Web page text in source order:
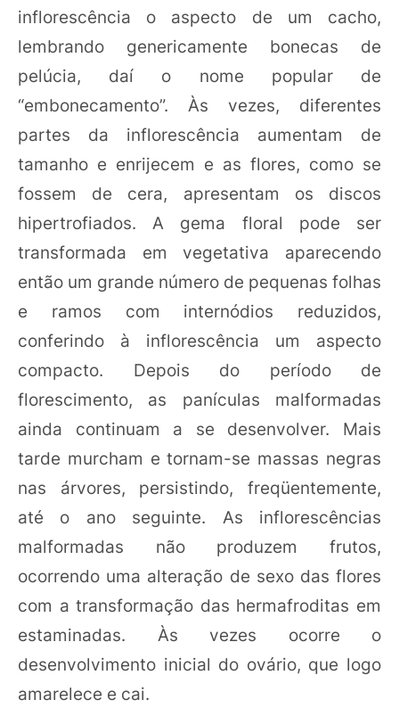
inflorescência o aspecto de um cacho,
lembrando genericamente bonecas de
pelúcia, daí o nome popular de
“embonecamento”. Às vezes, diferentes
partes da inflorescência aumentam de
tamanho e enrijecem e as flores, como se
fossem de cera, apresentam os discos
hipertrofiados. A gema floral pode ser
transformada em vegetativa aparecendo
então um grande número de pequenas folhas
e ramos com internódios reduzidos,
conferindo à inflorescência um aspecto
compacto. Depois do período de
florescimento, as panículas malformadas
ainda continuam a se desenvolver. Mais
tarde murcham e tornam-se massas negras
nas árvores, persistindo, freqüentemente,
até o ano seguinte. As inflorescências
malformadas não produzem frutos,
ocorrendo uma alteração de sexo das flores
com a transformação das hermafroditas em
estaminadas. Às vezes ocorre o
desenvolvimento inicial do ovário, que logo
amarelece e cai.